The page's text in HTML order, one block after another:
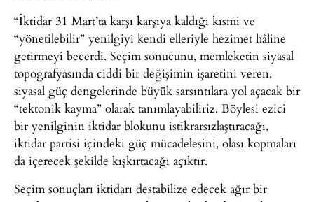
“İktidar 31 Mart’ta karşı karşıya kaldığı kısmi ve
“yönetilebilir” yenilgiyi kendi elleriyle hezimet hâline
getirmeyi becerdi. Seçim sonucunu, memleketin siyasal
topografyasında ciddi bir değişimin işaretini veren,
siyasal güç dengelerinde büyük sarsıntılara yol açacak bir
“tektonik kayma” olarak tanımlayabiliriz. Böylesi ezici
bir yenilginin iktidar blokunu istikrarsızlaştıracağı,
iktidar partisi içindeki güç mücadelesini, olası kopmaları
da içerecek şekilde kışkırtacağı açıktır.
Seçim sonuçları iktidarı destabilize edecek ağır bir